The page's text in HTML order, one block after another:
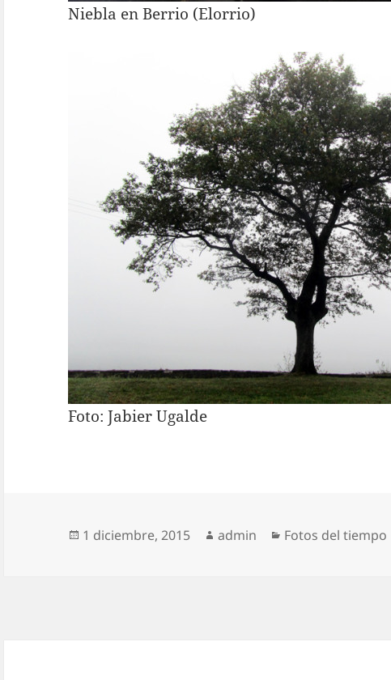
Niebla en Berrio (Elorrio)
Foto: Jabier Ugalde
Publicado
1 diciembre, 2015 Autor
admin Categorías
Fotos del tiempo